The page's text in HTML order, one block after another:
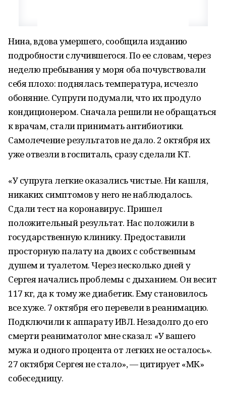
Нина, вдова умершего, сообщила изданию
подробности случившегося. По ее словам, через
неделю пребывания у моря оба почувствовали
себя плохо: поднялась температура, исчезло
обоняние. Супруги подумали, что их продуло
кондиционером. Сначала решили не обращаться
к врачам, стали принимать антибиотики.
Самолечение результатов не дало. 2 октября их
уже отвезли в госпиталь, сразу сделали КТ.
«У супруга легкие оказались чистые. Ни кашля,
никаких симптомов у него не наблюдалось.
Сдали тест на коронавирус. Пришел
положительный результат. Нас положили в
государственную клинику. Предоставили
просторную палату на двоих с собственным
душем и туалетом. Через несколько дней у
Сергея начались проблемы с дыханием. Он весит
117 кг, да к тому же диабетик. Ему становилось
все хуже. 7 октября его перевели в реанимацию.
Подключили к аппарату ИВЛ. Незадолго до его
смерти реаниматолог мне сказал: «У вашего
мужа и одного процента от легких не осталось».
27 октября Сергея не стало», — цитирует «МК»
собеседницу.